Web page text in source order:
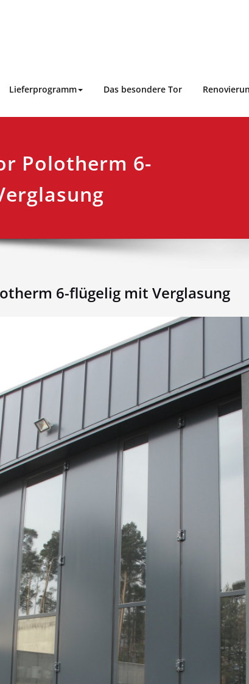
Lieferprogramm Das besondere Tor
Polotherm 6-
6-flügelig mit Verglasung